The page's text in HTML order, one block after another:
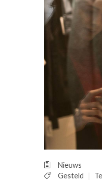
Nieuws
Gesteld